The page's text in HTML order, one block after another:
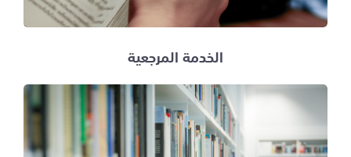
الخدمة المرجعية